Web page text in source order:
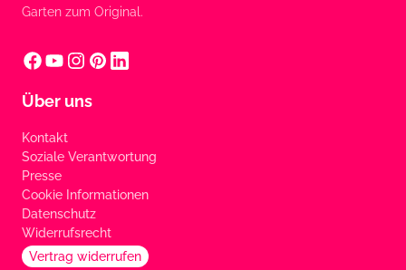
Garten zum Original.
Über uns
Kontakt
Soziale Verantwortung
Presse
Cookie Informationen
Datenschutz
Widerrufsrecht
Vertrag widerrufen